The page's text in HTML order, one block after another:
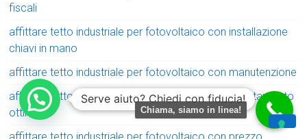
fiscali
affittare tetto industriale per fotovoltaico con installazione
chiavi in mano
affittare tetto industriale per fotovoltaico con manutenzione
affittare tetto industriale per fotovoltaico con orientamento
ottimale
affittare tetto industriale per fotovoltaico con prezzo
Serve aiuto? Chiedi con fiducia!
Chiama, siamo in linea!